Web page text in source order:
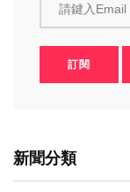
請鍵入Email
訂閱
新聞分類